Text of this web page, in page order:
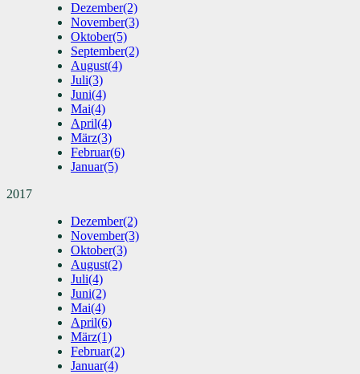
Dezember(2)
November(3)
Oktober(5)
September(2)
August(4)
Juli(3)
Juni(4)
Mai(4)
April(4)
März(3)
Februar(6)
Januar(5)
2017
Dezember(2)
November(3)
Oktober(3)
August(2)
Juli(4)
Juni(2)
Mai(4)
April(6)
März(1)
Februar(2)
Januar(4)